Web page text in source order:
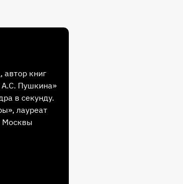
автор книг
Пушкина»
в секунду.
лауреат
Москвы